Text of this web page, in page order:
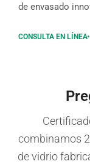
de envasado
CONSULTA EN LÍNEA
combinamos
de vidrio